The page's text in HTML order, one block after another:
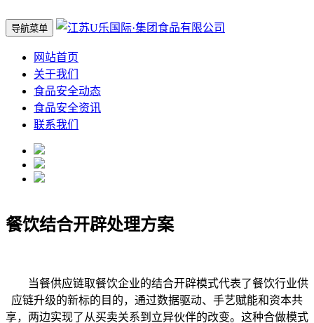
导航菜单
网站首页
关于我们
食品安全动态
食品安全资讯
联系我们
餐饮结合开辟处理方案
当餐供应链取餐饮企业的结合开辟模式代表了餐饮行业供
应链升级的新标的目的，通过数据驱动、手艺赋能和资本共
享，两边实现了从买卖关系到立异伙伴的改变。这种合做模式